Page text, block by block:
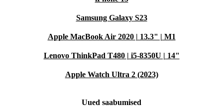
Samsung Galaxy S23
Apple MacBook Air 2020 | 13.3" | M1
Lenovo ThinkPad T480 | i5-8350U | 14"
Apple Watch Ultra 2 (2023)
Uued saabumised